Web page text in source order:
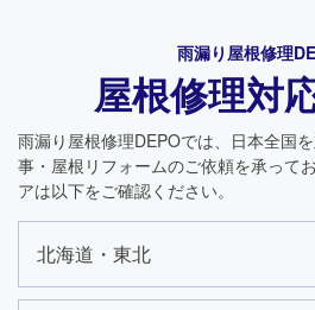
雨漏り屋根修理
屋根修理対
雨漏り屋根修理DEPOでは、日本全国
事・屋根リフォームのご依頼を承って
アは以下をご確認ください。
北海道・東北